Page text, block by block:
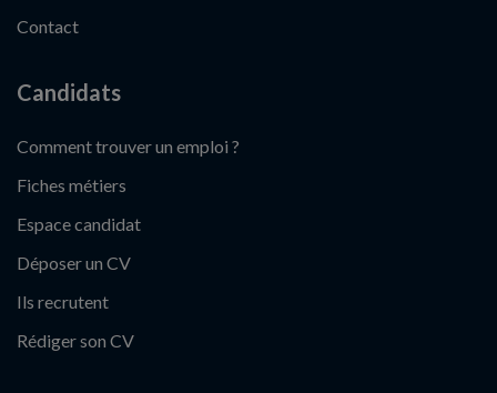
Contact
Candidats
Comment trouver un emploi ?
Fiches métiers
Espace candidat
Déposer un CV
Ils recrutent
Rédiger son CV